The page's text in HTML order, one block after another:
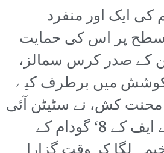
کی ایک اور منفرد
پر اس کی حمایت
کے صدر کرس سمالز،
میں برطرف کیے
محنت کش، نے سٹیٹن آئی
لینڈ میں واقع ’جے ایف کے 8‘ گودام کے